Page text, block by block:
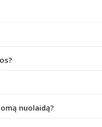
nuolaidą?